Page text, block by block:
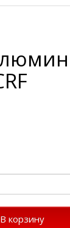
В корзину